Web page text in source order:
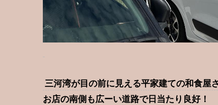
三河湾が目の前に見える平家建ての和食屋
お店の南側も広ーい道路で日当たり良好！